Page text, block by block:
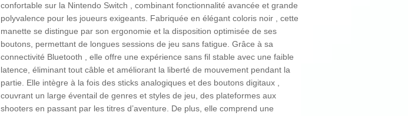
confortable sur la Nintendo Switch , combinant fonctionnalité avancée et grande
polyvalence pour les joueurs exigeants. Fabriquée en élégant coloris noir , cette
manette se distingue par son ergonomie et la disposition optimisée de ses
boutons, permettant de longues sessions de jeu sans fatigue. Grâce à sa
connectivité Bluetooth , elle offre une expérience sans fil stable avec une faible
latence, éliminant tout câble et améliorant la liberté de mouvement pendant la
partie. Elle intègre à la fois des sticks analogiques et des boutons digitaux ,
couvrant un large éventail de genres et styles de jeu, des plateformes aux
shooters en passant par les titres d’aventure. De plus, elle comprend une